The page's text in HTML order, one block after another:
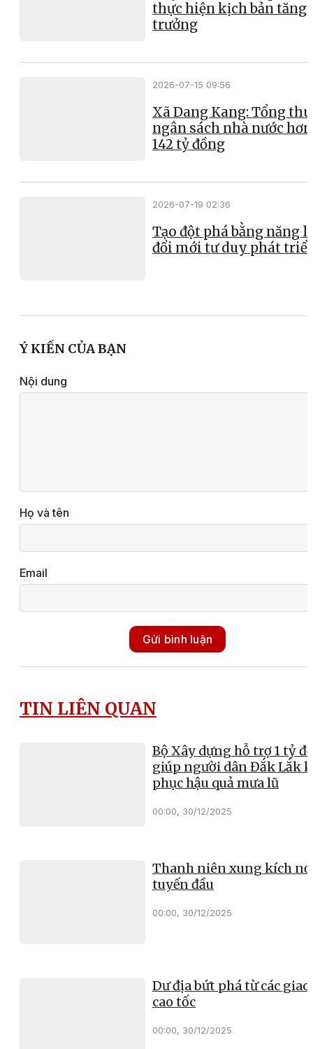
thực hiện kịch bản tăng
trưởng
2026-07-15 09:56
Xã Dang Kang: Tổng thu
ngân sách nhà nước hơn
142 tỷ đồng
2026-07-19 02:36
Tạo đột phá bằng năng
đổi mới tư duy phát
Ý KIẾN CỦA BẠN
Nội dung
Họ và tên
Email
Gửi bình luận
TIN LIÊN QUAN
Bộ Xây dựng hỗ trợ 1 tỷ
giúp người dân Đắk Lắk
phục hậu quả mưa lũ
00:00, 30/12/2025
Thanh niên xung kích
tuyến đầu
00:00, 30/12/2025
Dư địa bứt phá từ các
cao tốc
00:00, 30/12/2025